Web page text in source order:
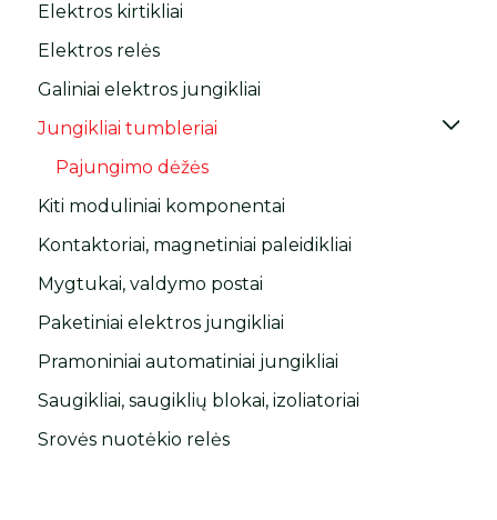
Elektros kirtikliai
Elektros relės
Galiniai elektros jungikliai
Jungikliai tumbleriai
Pajungimo dėžės
Kiti moduliniai komponentai
Kontaktoriai, magnetiniai paleidikliai
Mygtukai, valdymo postai
Paketiniai elektros jungikliai
Pramoniniai automatiniai jungikliai
Saugikliai, saugiklių blokai, izoliatoriai
Srovės nuotėkio relės